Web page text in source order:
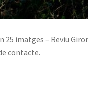
25 imatges – Reviu
contacte.